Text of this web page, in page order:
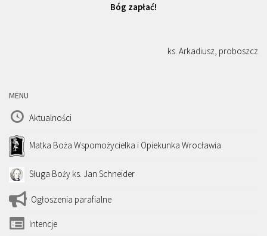
Bóg zapłać!
ks. Arkadiusz, proboszcz
MENU
Aktualności
Matka Boża Wspomożycielka i Opiekunka Wrocławia
Sługa Boży ks. Jan Schneider
Ogłoszenia parafialne
Intencje